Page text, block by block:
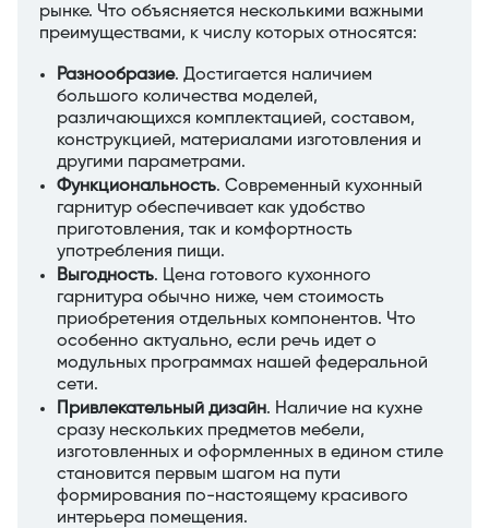
рынке. Что объясняется несколькими важными
преимуществами, к числу которых относятся:
Разнообразие. Достигается наличием
большого количества моделей,
различающихся комплектацией, составом,
конструкцией, материалами изготовления и
другими параметрами.
Функциональность. Современный кухонный
гарнитур обеспечивает как удобство
приготовления, так и комфортность
употребления пищи.
Выгодность. Цена готового кухонного
гарнитура обычно ниже, чем стоимость
приобретения отдельных компонентов. Что
особенно актуально, если речь идет о
модульных программах нашей федеральной
сети.
Привлекательный дизайн. Наличие на кухне
сразу нескольких предметов мебели,
изготовленных и оформленных в едином стиле
становится первым шагом на пути
формирования по-настоящему красивого
интерьера помещения.